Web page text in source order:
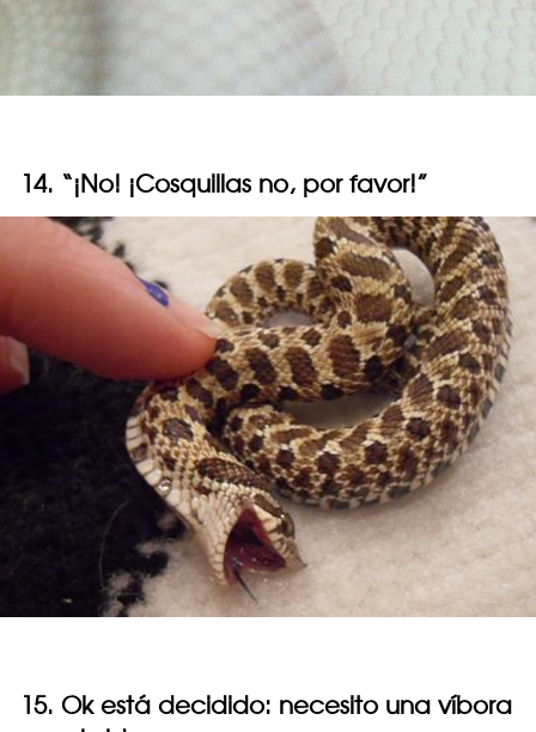
14. “¡No! ¡Cosquillas no, por favor!”
15. Ok está decidido: necesito una víbora